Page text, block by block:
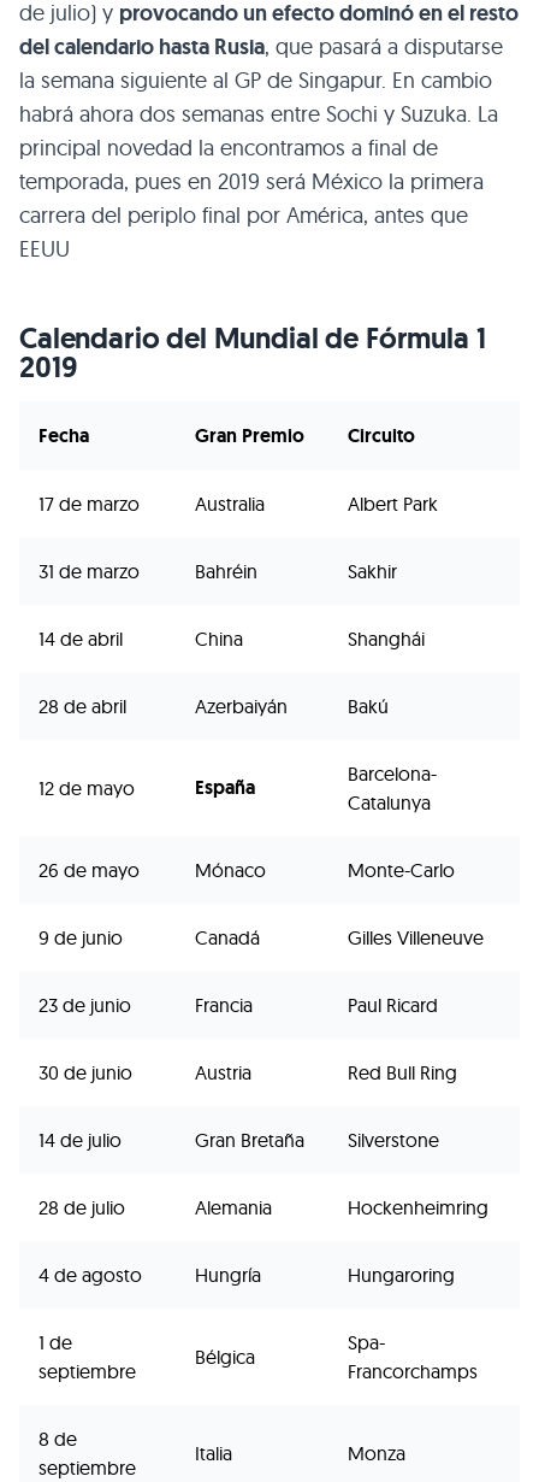
de julio) y provocando un efecto dominó en el resto
del calendario hasta Rusia, que pasará a disputarse
la semana siguiente al GP de Singapur. En cambio
habrá ahora dos semanas entre Sochi y Suzuka. La
principal novedad la encontramos a final de
temporada, pues en 2019 será México la primera
carrera del periplo final por América, antes que
EEUU
Calendario del Mundial de Fórmula 1
2019
Fecha Gran Premio Circuito
17 de marzo Australia Albert Park
31 de marzo Bahréin Sakhir
14 de abril China Shanghái
28 de abril Azerbaiyán Bakú
12 de mayo España
Barcelona-
Catalunya
26 de mayo Mónaco Monte-Carlo
9 de junio Canadá Gilles Villeneuve
23 de junio Francia Paul Ricard
30 de junio Austria Red Bull Ring
14 de julio Gran Bretaña Silverstone
28 de julio Alemania Hockenheimring
4 de agosto Hungría Hungaroring
1 de
septiembre
Bélgica
Spa-
Francorchamps
8 de
septiembre
Italia Monza